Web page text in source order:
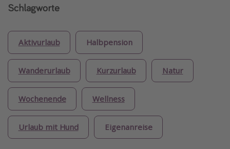
Schlagworte
Aktivurlaub Halbpension
Wanderurlaub Kurzurlaub Natur
Wochenende Wellness
Urlaub mit Hund Eigenanreise